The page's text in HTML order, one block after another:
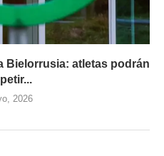
Bielorrusia: atletas podrán
2026